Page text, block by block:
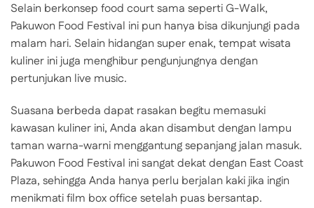
Selain berkonsep food court sama seperti G-Walk,
Pakuwon Food Festival ini pun hanya bisa dikunjungi pada
malam hari. Selain hidangan super enak, tempat wisata
kuliner ini juga menghibur pengunjungnya dengan
pertunjukan live music.
Suasana berbeda dapat rasakan begitu memasuki
kawasan kuliner ini, Anda akan disambut dengan lampu
taman warna-warni menggantung sepanjang jalan masuk.
Pakuwon Food Festival ini sangat dekat dengan East Coast
Plaza, sehingga Anda hanya perlu berjalan kaki jika ingin
menikmati film box office setelah puas bersantap.